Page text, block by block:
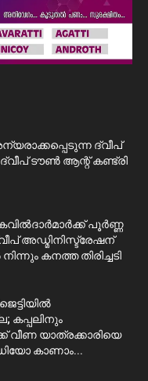
ദ്വീപ്
ടൗൺ ആന്റ് കണ്ട്രി
പൂർണ്ണ
അഡ്മിനിസ്ട്രേഷന്
കനത്ത തിരിച്ചടി
കപ്പലിനും
വീണ യാത്രക്കാരിയെ
കാണാം...